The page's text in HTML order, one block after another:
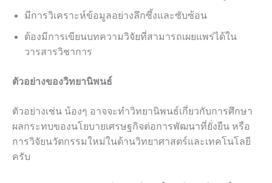
มีการวิเคราะห์ข้อมูลอย่างลึกซึ้งและซับซ้อน
ต้องมีการเขียนบทความวิจัยที่สามารถเผยแพร่ได้ใน
วารสารวิชาการ
ตัวอย่างของวิทยานิพนธ์
ตัวอย่างเช่น น้องๆ อาจจะทำวิทยานิพนธ์เกี่ยวกับการศึกษา
ผลกระทบของนโยบายเศรษฐกิจต่อการพัฒนาที่ยั่งยืน หรือ
การวิจัยนวัตกรรมใหม่ในด้านวิทยาศาสตร์และเทคโนโลยี
ครับ